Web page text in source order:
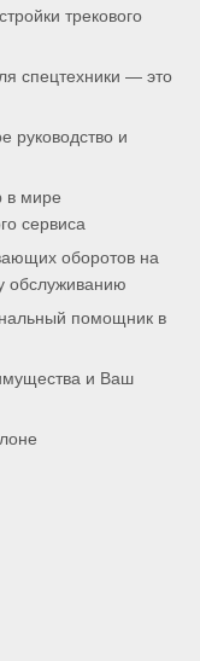
трекового
спецтехники — это
руководство и
в мире
сервиса
оборотов на
обслуживанию
помощник в
и Ваш